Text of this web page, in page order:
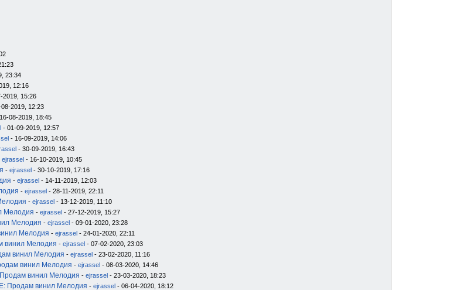
23:34
12:16
2019, 15:26
2019, 12:23
08-2019, 18:45
- 01-09-2019, 12:57
- 16-09-2019, 14:06
- 30-09-2019, 16:43
ejrassel - 16-10-2019, 10:45
- ejrassel - 30-10-2019, 17:16
- ejrassel - 14-11-2019, 12:03
- ejrassel - 28-11-2019, 22:11
- ejrassel - 13-12-2019, 11:10
Мелодия - ejrassel - 27-12-2019, 15:27
Мелодия - ejrassel - 09-01-2020, 23:28
Мелодия - ejrassel - 24-01-2020, 22:11
винил Мелодия - ejrassel - 07-02-2020, 23:03
винил Мелодия - ejrassel - 23-02-2020, 11:16
винил Мелодия - ejrassel - 08-03-2020, 14:46
Продам винил Мелодия - ejrassel - 23-03-2020, 18:23
Продам винил Мелодия - ejrassel - 06-04-2020, 18:12